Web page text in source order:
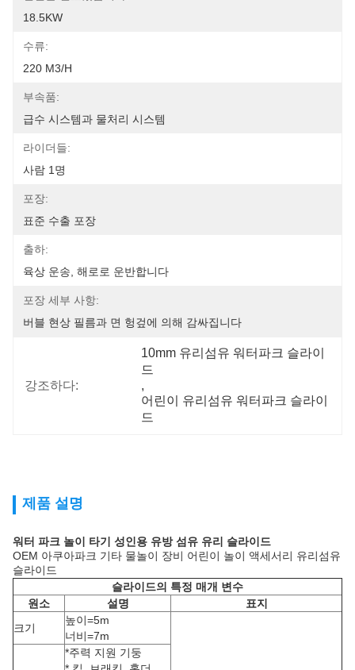
18.5KW
수류:
220 M3/h
부속품:
급수 시스템과 물처리 시스템
라이더들:
사람 1명
포장:
표준 수출 포장
출하:
육상 운송, 해로로 운반합니다
포장 세부 사항:
버블 현상 필름과 면 헝겊에 의해 감싸집니다
강조하다:
10mm 유리섬유 워터파크 슬라이
드
,
어린이 유리섬유 워터파크 슬라이
드
제품 설명
워터 파크 놀이 타기 성인용 유방 섬유 유리 슬라이드
OEM 아쿠아파크 기타 물놀이 장비 어린이 놀이 액세서리 유리섬유
슬라이드
슬라이드의 특정 매개 변수
원소
설명
표지
크기
높이=5m
너비=7m
*주력 지원 기둥